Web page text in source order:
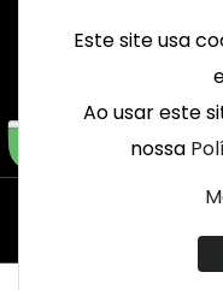
© 2003 – 2026
CNPJ:
Este site usa
Ao usar este
nossa